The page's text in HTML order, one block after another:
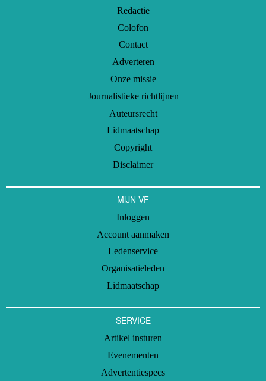
Redactie
Colofon
Contact
Adverteren
Onze missie
Journalistieke richtlijnen
Auteursrecht
Lidmaatschap
Copyright
Disclaimer
MIJN VF
Inloggen
Account aanmaken
Ledenservice
Organisatieleden
Lidmaatschap
SERVICE
Artikel insturen
Evenementen
Advertentiespecs